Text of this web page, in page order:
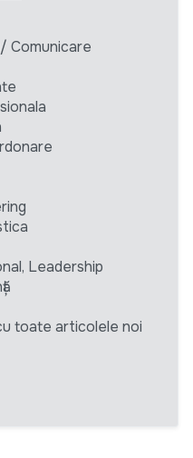
Comunicare
Leadership
toate articolele noi